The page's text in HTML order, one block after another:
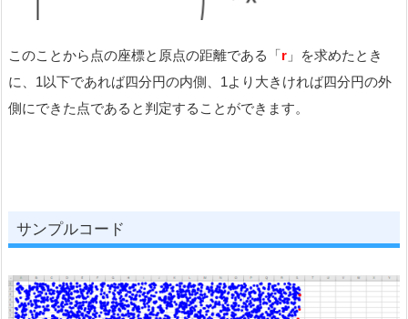
このことから点の座標と原点の距離である「r 」を求めたとき
に、1以下であれば四分円の内側、1より大きければ四分円の外
側にできた点であると判定することができます。
サンプルコード